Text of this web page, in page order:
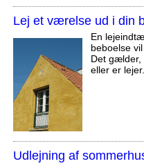
Lej et værelse ud i din
En
beboelse
Det gælder,
eller er lejer.
Udlejning af